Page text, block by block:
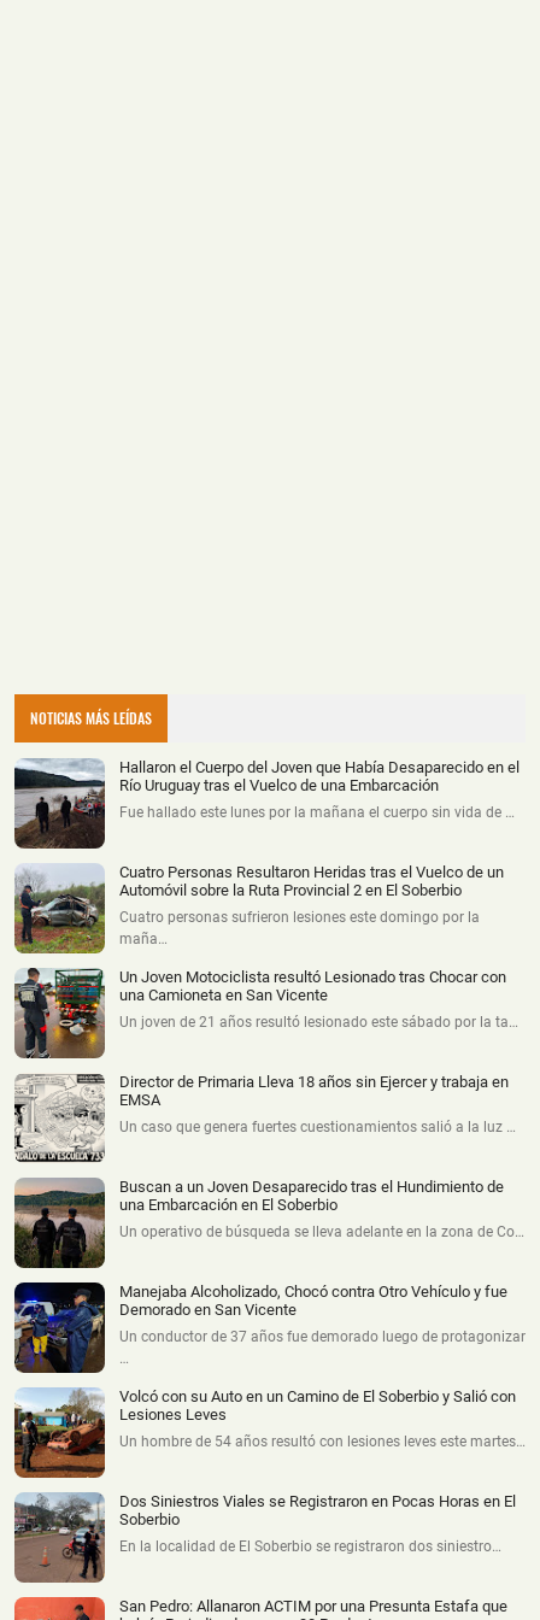
NOTICIAS MÁS LEÍDAS
Hallaron el Cuerpo del Joven que Había Desaparecido en el
Río Uruguay tras el Vuelco de una Embarcación
Fue hallado este lunes por la mañana el cuerpo sin vida de …
Cuatro Personas Resultaron Heridas tras el Vuelco de un
Automóvil sobre la Ruta Provincial 2 en El Soberbio
Cuatro personas sufrieron lesiones este domingo por la
maña…
Un Joven Motociclista resultó Lesionado tras Chocar con
una Camioneta en San Vicente
Un joven de 21 años resultó lesionado este sábado por la ta…
Director de Primaria Lleva 18 años sin Ejercer y trabaja en
EMSA
Un caso que genera fuertes cuestionamientos salió a la luz …
Buscan a un Joven Desaparecido tras el Hundimiento de
una Embarcación en El Soberbio
Un operativo de búsqueda se lleva adelante en la zona de Co…
Manejaba Alcoholizado, Chocó contra Otro Vehículo y fue
Demorado en San Vicente
Un conductor de 37 años fue demorado luego de protagonizar
…
Volcó con su Auto en un Camino de El Soberbio y Salió con
Lesiones Leves
Un hombre de 54 años resultó con lesiones leves este martes…
Dos Siniestros Viales se Registraron en Pocas Horas en El
Soberbio
En la localidad de El Soberbio se registraron dos siniestro…
San Pedro: Allanaron ACTIM por una Presunta Estafa que